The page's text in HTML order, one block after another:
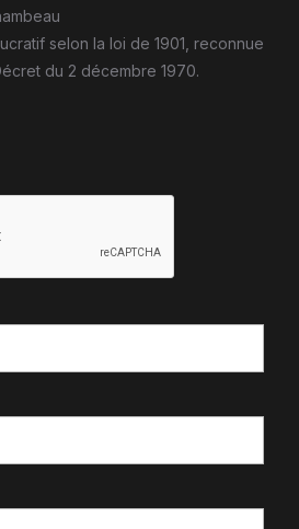
selon la loi de 1901, reconnue
du 2 décembre 1970.